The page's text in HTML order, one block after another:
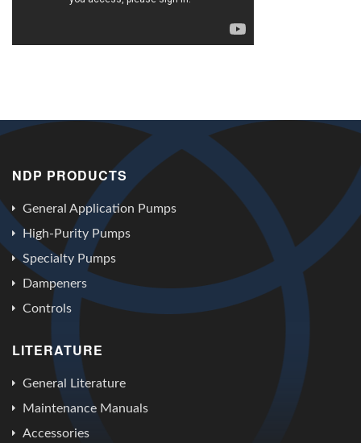
NDP PRODUCTS
General Application Pumps
High-Purity Pumps
Specialty Pumps
Dampeners
Controls
LITERATURE
General Literature
Maintenance Manuals
Accessories